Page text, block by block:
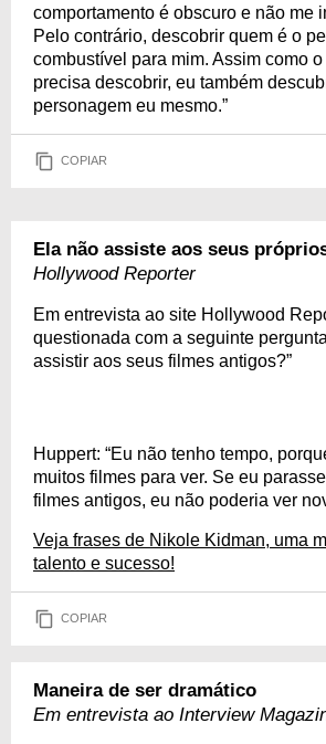
comportamento é obscuro e não me
Pelo contrário, descobrir quem é o
combustível para mim. Assim como
precisa descobrir, eu também
personagem eu mesmo.”
COPIAR
Ela não assiste aos seus
Hollywood Reporter
Em entrevista ao site Hollywood
questionada com a seguinte
assistir aos seus filmes antigos?”
Huppert: “Eu não tenho tempo,
muitos filmes para ver. Se eu
filmes antigos, eu não poderia ver
Veja frases de Nikole Kidman, uma
talento e sucesso!
COPIAR
Maneira de ser dramático
Em entrevista ao Interview